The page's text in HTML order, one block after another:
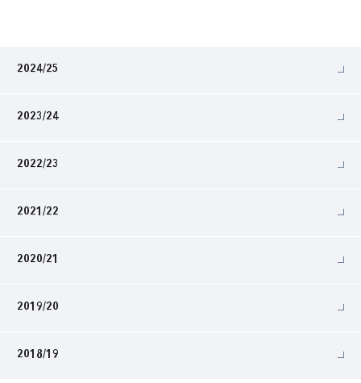
2024/25
2023/24
2022/23
2021/22
2020/21
2019/20
2018/19